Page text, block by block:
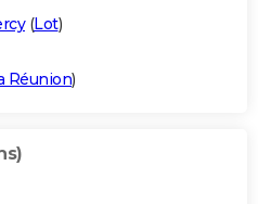
(Lot)
Réunion)